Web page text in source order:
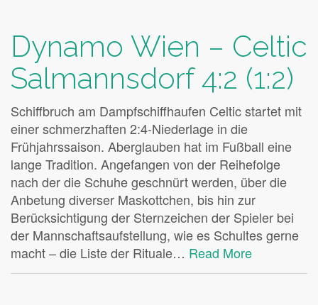
Dynamo Wien – Celtic
Salmannsdorf 4:2 (1:2)
Schiffbruch am Dampfschiffhaufen Celtic startet mit
einer schmerzhaften 2:4-Niederlage in die
Frühjahrssaison. Aberglauben hat im Fußball eine
lange Tradition. Angefangen von der Reihefolge
nach der die Schuhe geschnürt werden, über die
Anbetung diverser Maskottchen, bis hin zur
Berücksichtigung der Sternzeichen der Spieler bei
der Mannschaftsaufstellung, wie es Schultes gerne
macht – die Liste der Rituale… Read More